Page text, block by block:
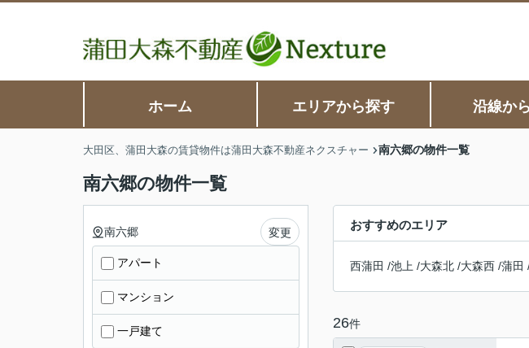
ホーム エリアから探す 沿線か
大田区、蒲田大森の賃貸物件は蒲田大森不動産ネクスチャー 南六郷の物件一覧
南六郷の物件一覧
おすすめのエリア
西蒲田 /池上 /大森北 /大森西 /蒲田
26件
南六郷 変更
アパート
マンション
一戸建て